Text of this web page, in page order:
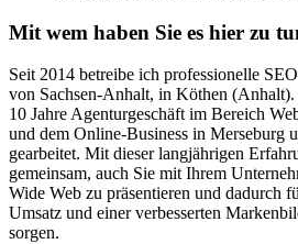
Mit wem haben Sie es hier zu
Seit 2014 betreibe ich professionelle
von Sachsen-Anhalt, in Köthen
10 Jahre Agenturgeschäft im Bereich
und dem Online-Business in Merseburg
gearbeitet. Mit dieser langjährigen
gemeinsam, auch Sie mit Ihrem
Wide Web zu präsentieren und dadurch
Umsatz und einer verbesserten
sorgen.